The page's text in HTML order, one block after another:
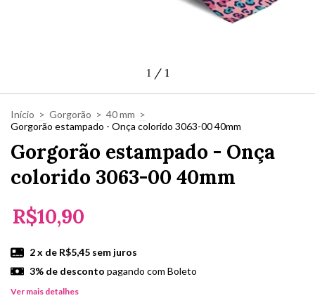
1 / 1
Início > Gorgorão > 40 mm >
Gorgorão estampado - Onça colorido 3063-00 40mm
Gorgorão estampado - Onça
colorido 3063-00 40mm
R$10,90
2x de R$5,45 sem juros
3% de desconto pagando com Boleto
Ver mais detalhes